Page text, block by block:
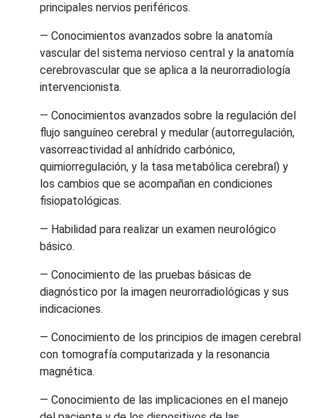
principales nervios periféricos.
— Conocimientos avanzados sobre la anatomía
vascular del sistema nervioso central y la anatomía
cerebrovascular que se aplica a la neurorradiología
intervencionista.
— Conocimientos avanzados sobre la regulación del
flujo sanguíneo cerebral y medular (autorregulación,
vasorreactividad al anhídrido carbónico,
quimiorregulación, y la tasa metabólica cerebral) y
los cambios que se acompañan en condiciones
fisiopatológicas.
— Habilidad para realizar un examen neurológico
básico.
— Conocimiento de las pruebas básicas de
diagnóstico por la imagen neurorradiológicas y sus
indicaciones.
— Conocimiento de los principios de imagen cerebral
con tomografía computarizada y la resonancia
magnética.
— Conocimiento de las implicaciones en el manejo